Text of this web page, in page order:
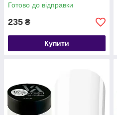
Готово до відправки
235 ₴
Купити